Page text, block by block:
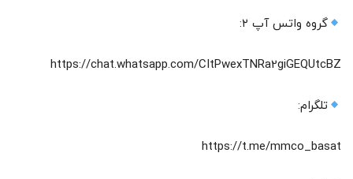
گروه واتس آپ ۲:
https://chat.whatsapp.com/CItPwexTNRa2giGEQUtcBZ
تلگرام:
https://t.me/mmco_basat